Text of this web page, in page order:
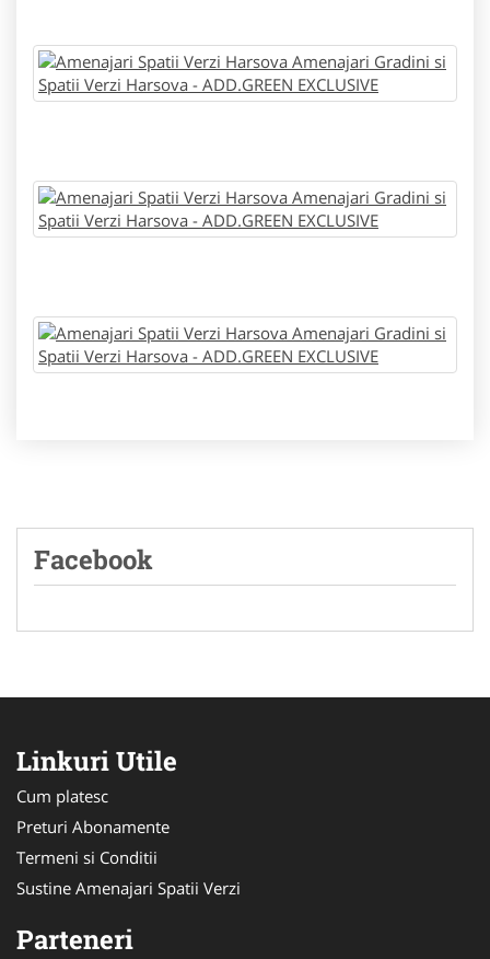
Facebook
Linkuri Utile
Cum platesc
Preturi Abonamente
Termeni si Conditii
Sustine Amenajari Spatii Verzi
Parteneri